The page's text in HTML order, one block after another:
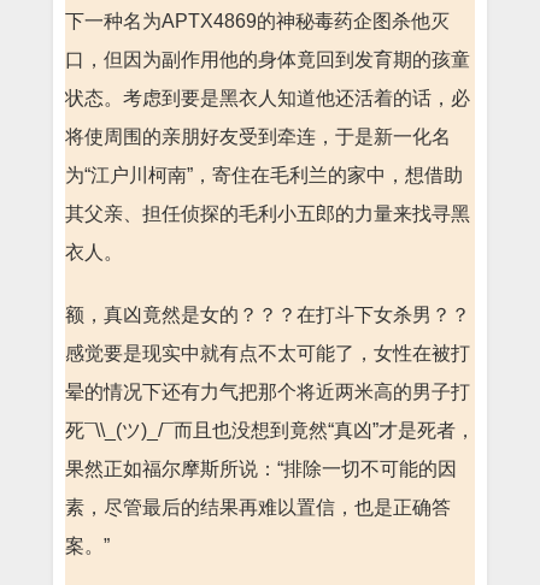
下一种名为APTX4869的神秘毒药企图杀他灭
口，但因为副作用他的身体竟回到发育期的孩童
状态。考虑到要是黑衣人知道他还活着的话，必
将使周围的亲朋好友受到牵连，于是新一化名
为“江户川柯南”，寄住在毛利兰的家中，想借助
其父亲、担任侦探的毛利小五郎的力量来找寻黑
衣人。
额，真凶竟然是女的？？？在打斗下女杀男？？
感觉要是现实中就有点不太可能了，女性在被打
晕的情况下还有力气把那个将近两米高的男子打
死¯\\_(ツ)_/¯而且也没想到竟然“真凶”才是死者，
果然正如福尔摩斯所说：“排除一切不可能的因
素，尽管最后的结果再难以置信，也是正确答
案。”